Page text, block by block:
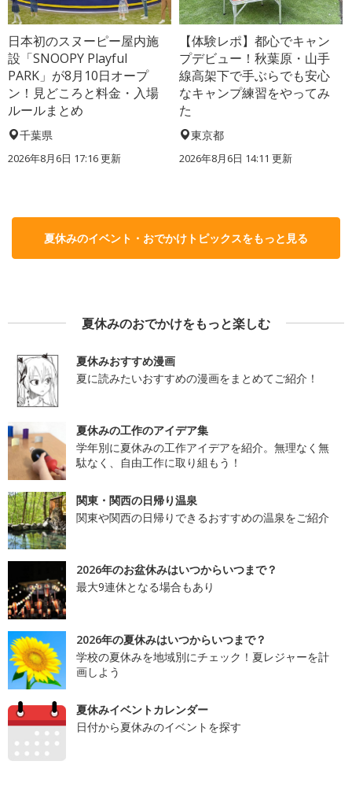
日本初のスヌーピー屋内施
設「SNOOPY Playful
PARK」が8月10日オープ
ン！見どころと料金・入場
ルールまとめ
千葉県
2026年8月6日 17:16更新
【体験レポ】都心でキャン
プデビュー！秋葉原・山手
線高架下で手ぶらでも安心
なキャンプ練習をやってみ
た
東京都
2026年8月6日 14:11 更新
夏休みのイベント・おでかけトピックスをもっと見る
夏休みのおでかけをもっと楽しむ
夏休みおすすめ漫画
夏に読みたいおすすめの漫画をまとめてご紹介！
夏休みの工作のアイデア集
学年別に夏休みの工作アイデアを紹介。無理なく無
駄なく、自由工作に取り組もう！
関東・関西の日帰り温泉
関東や関西の日帰りできるおすすめの温泉をご紹介
2026年のお盆休みはいつからいつまで？
最大9連休となる場合もあり
2026年の夏休みはいつからいつまで？
学校の夏休みを地域別にチェック！夏レジャーを計
画しよう
夏休みイベントカレンダー
日付から夏休みのイベントを探す